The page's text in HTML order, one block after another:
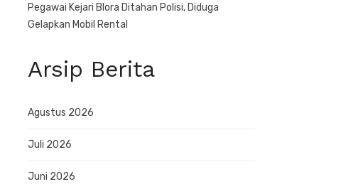
Pegawai Kejari Blora Ditahan Polisi, Diduga
Gelapkan Mobil Rental
Arsip Berita
Agustus 2026
Juli 2026
Juni 2026